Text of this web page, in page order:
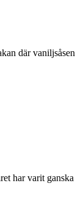
där
har varit